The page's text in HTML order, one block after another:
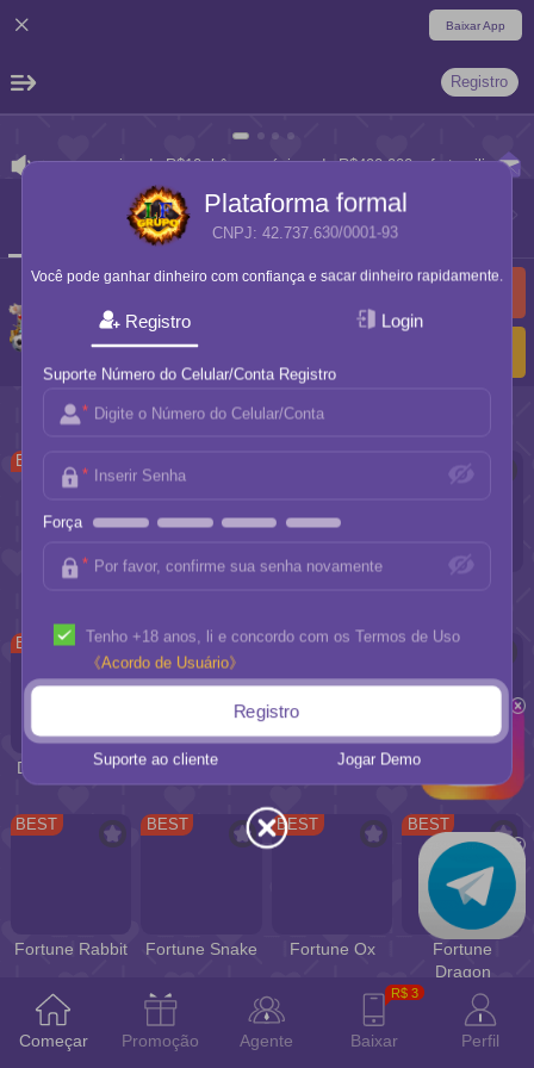
Baixar App
Registro
a um amigo de R$10, bônus máximo de R$490.000, ofertas
Slots Prémios Blockchain
54.226.000,36
Popular
Prémios
BEST
Dragon FOFO
BEST
Tiger 3
BEST
Tiger FOFO
BEST
Fortune Tiger
BEST
Fortune Rabbit
BEST
Fortune Snake
BEST
Fortune Ox
BEST
Fortune
Dragon
BEST
BEST BEST BEST
Começar Promoção Agente Baixar
R$ 3
Perfil
Plataforma formal
CNPJ: 42.737.630/0001-93
Você pode ganhar dinheiro com confiança e sacar dinheiro rapidamente.
Registro Login
Suporte Número do Celular/Conta Registro
Força
Tenho +18 anos, li e concordo com os Termos de Uso
《Acordo de Usuário》
Registro
Suporte ao cliente Jogar Demo